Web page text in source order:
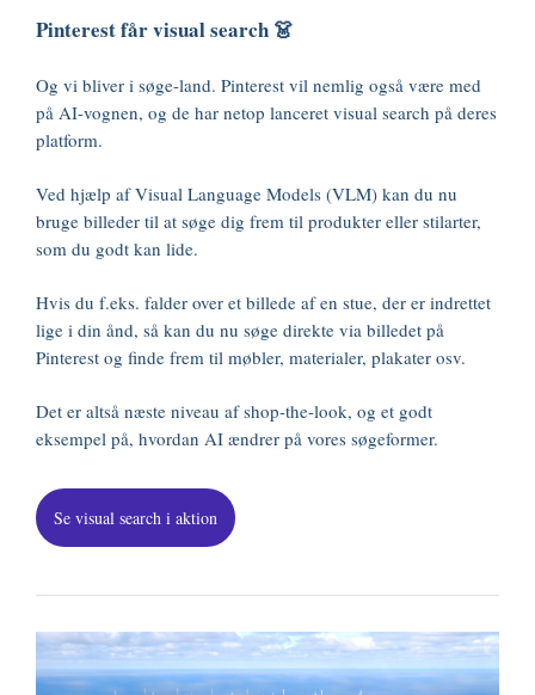
Pinterest får visual search 👗
Og vi bliver i søge-land. Pinterest vil nemlig også være med
på AI-vognen, og de har netop lanceret visual search på deres
platform.
Ved hjælp af Visual Language Models (VLM) kan du nu
bruge billeder til at søge dig frem til produkter eller stilarter,
som du godt kan lide.
Hvis du f.eks. falder over et billede af en stue, der er indrettet
lige i din ånd, så kan du nu søge direkte via billedet på
Pinterest og finde frem til møbler, materialer, plakater osv.
Det er altså næste niveau af shop-the-look, og et godt
eksempel på, hvordan AI ændrer på vores søgeformer.
Se visual search i aktion